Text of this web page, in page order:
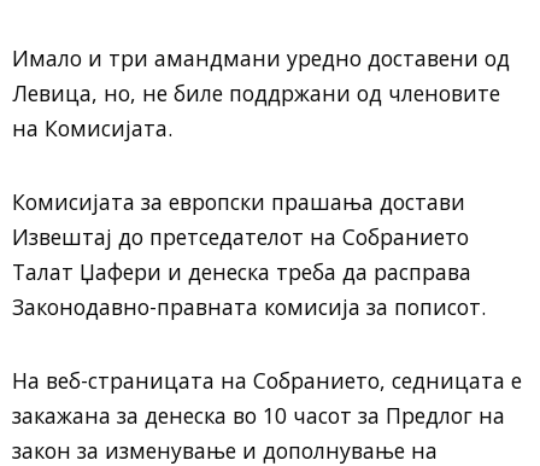
Имало и три амандмани уредно доставени од
Левица, но, не биле поддржани од членовите
на Комисијата.
Комисијата за европски прашања достави
Извештај до претседателот на Собранието
Талат Џафери и денеска треба да расправа
Законодавно-правната комисија за пописот.
На веб-страницата на Собранието, седницата е
закажана за денеска во 10 часот за Предлог на
закон за изменување и дополнување на